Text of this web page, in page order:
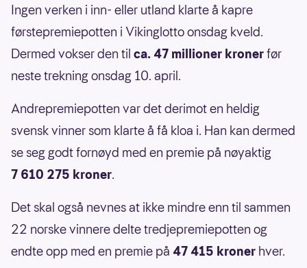
Ingen verken i inn- eller utland klarte å kapre
førstepremiepotten i Vikinglotto onsdag kveld.
Dermed vokser den til ca. 47 millioner kronerfør
neste trekning onsdag 10. april.
Andrepremiepotten var det derimot en heldig
svensk vinner som klarte å få kloa i. Han kan dermed
se seg godt fornøyd med en premie på nøyaktig
7 610 275 kroner.
Det skal også nevnes at ikke mindre enn til sammen
22 norske vinnere delte tredjepremiepotten og
endte opp med en premie på 47 415 kroner hver.